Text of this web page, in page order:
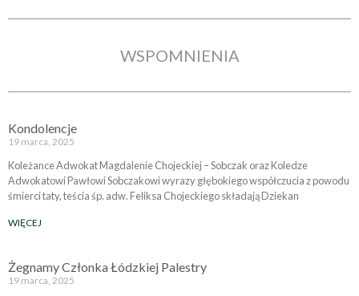
WSPOMNIENIA
Kondolencje
19 marca, 2025
Koleżance Adwokat Magdalenie Chojeckiej – Sobczak oraz Koledze
Adwokatowi Pawłowi Sobczakowi wyrazy głębokiego współczucia z powodu
śmierci taty, teścia śp. adw. Feliksa Chojeckiego składają Dziekan
WIĘCEJ
Żegnamy Członka Łódzkiej Palestry
19 marca, 2025